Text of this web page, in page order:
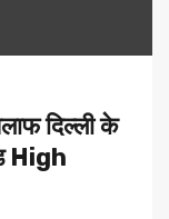
दिल्ली के
High